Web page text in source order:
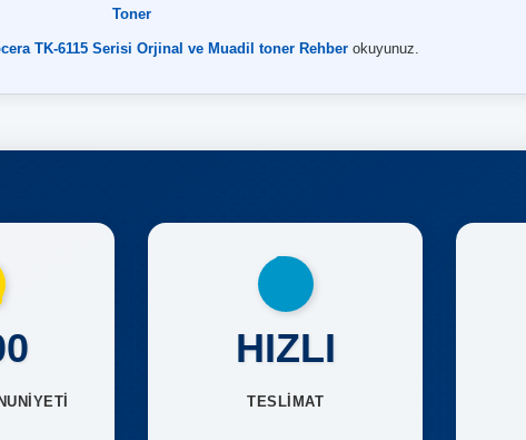
Toner
TK-6115 Serisi Orjinal ve Muadil toner Rehberokuyunuz.
HIZLI
TESLİMAT